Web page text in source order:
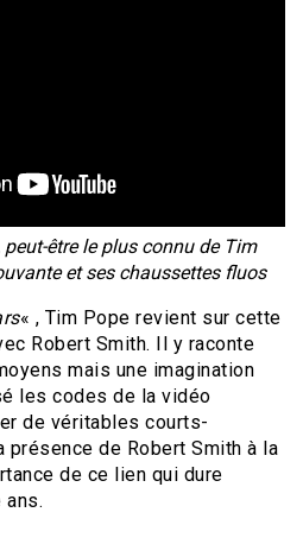
peut-être le plus connu de Tim
et ses chaussettes fluos
« , Tim Pope revient sur cette
Robert Smith. Il y raconte
mais une imagination
les codes de la vidéo
de véritables courts-
de Robert Smith à la
de ce lien qui dure
ans.